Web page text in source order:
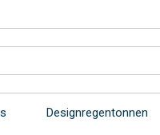
Designregentonnen